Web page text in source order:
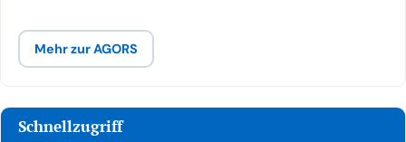
Mehr zur AGORS
Schnellzugriff